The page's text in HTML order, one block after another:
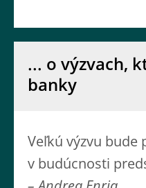
... o výzvach,
banky
Veľkú výzvu bude
v budúcnosti